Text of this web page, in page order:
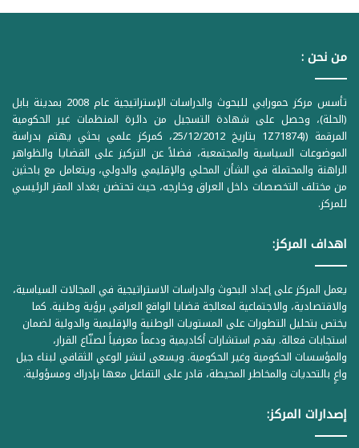
من نحن :
تأسس مركز حمورابي للبحوث والدراسات الإستراتيجية عام 2008 بمدينة بابل
(الحلة)، وحصل على شهادة التسجيل من دائرة المنظمات غير الحكومية
المرقمة ((1Z71874 بتاريخ 25/12/2012، كمركز علمي بحثي يهتم بدراسة
الموضوعات السياسية والمجتمعية، فضلاً عن التركيز على القضايا والظواهر
الراهنة والمحتملة في الشأن المحلي والإقليمي والدولي، ويتعامل مع باحثين
من مختلف التخصصات داخل العراق وخارجه، حيث تحتضن بغداد المقر الرئيسي
للمركز.
اهداف المركز:
يعمل المركز على إعداد البحوث والدراسات الاستراتيجية في المجالات السياسية،
والاقتصادية، والاجتماعية لمعالجة قضايا الواقع العراقي برؤية وطنية. كما
يختص بتحليل التطورات على المستويات الوطنية والإقليمية والدولية لضمان
استجابات فعالة. يقدم استشارات أكاديمية ودعماً معرفياً لصنّاع القرار،
والمؤسسات الحكومية وغير الحكومية. ويسعى لنشر الوعي الثقافي لبناء جيل
واعٍ بالتحديات والمخاطر المحيطة، قادر على التفاعل معها بإدراك ومسؤولية.
إصدارات المركز: